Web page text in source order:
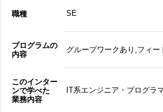
職種 SE
プログラムの
内容
グループワークあり,フィー
このインター
ンで学べた
業務内容
IT系エンジニア・プログラ